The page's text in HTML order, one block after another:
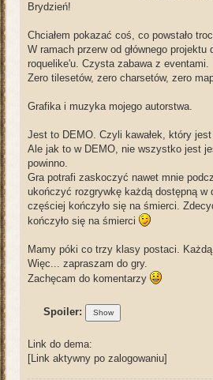
Brydzień!
Chciałem pokazać coś, co powstało
W ramach przerw od głównego projektu
roquelike'u. Czysta zabawa z eventami.
Zero tilesetów, zero charsetów, zero
Grafika i muzyka mojego autorstwa.
Jest to DEMO. Czyli kawałek, który
Ale jak to w DEMO, nie wszystko jest
powinno.
Gra potrafi zaskoczyć nawet mnie
ukończyć rozgrywkę każdą dostępną w
częściej kończyło się na śmierci.
kończyło się na śmierci
Mamy póki co trzy klasy postaci.
Więc... zapraszam do gry.
Zachęcam do komentarzy
Spoiler:
Link do dema:
[Link aktywny po zalogowaniu]